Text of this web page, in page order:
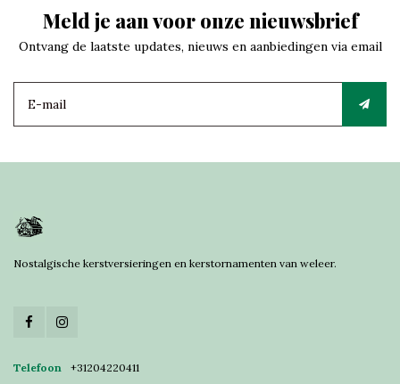
Meld je aan voor onze nieuwsbrief
Ontvang de laatste updates, nieuws en aanbiedingen via email
Nostalgische kerstversieringen en kerstornamenten van weleer.
Telefoon
+31204220411